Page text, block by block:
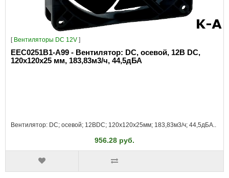
[ Вентиляторы DC 12V ]
EEC0251B1-A99 - Вентилятор: DC, осевой, 12В DC,
120x120x25 мм, 183,83м3/ч, 44,5дБА
Вентилятор: DC; осевой; 12ВDC; 120x120x25мм; 183,83м3/ч; 44,5дБА..
956.28 руб.